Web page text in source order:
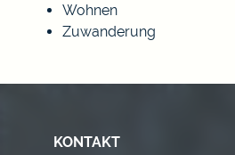
Wohnen
Zuwanderung
KONTAKT